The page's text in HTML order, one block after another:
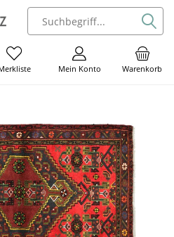
Warenkorb
Mein Konto